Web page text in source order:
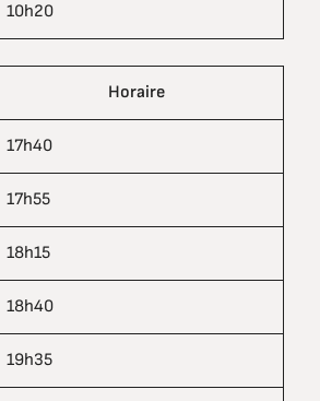
10h20
Horaire
17h40
17h55
18h15
18h40
19h35